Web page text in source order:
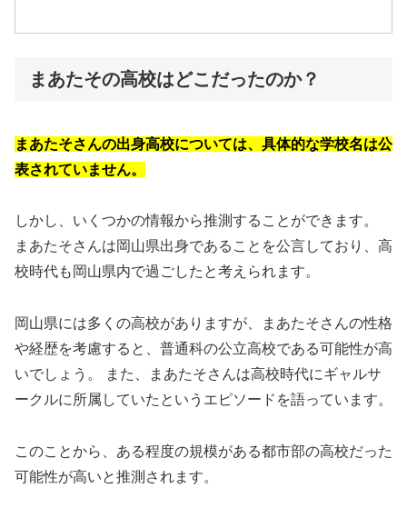
まあたその高校はどこだったのか？
まあたそさんの出身高校については、具体的な学校名は公
表されていません。
しかし、いくつかの情報から推測することができます。
まあたそさんは岡山県出身であることを公言しており、高
校時代も岡山県内で過ごしたと考えられます。
岡山県には多くの高校がありますが、まあたそさんの性格
や経歴を考慮すると、普通科の公立高校である可能性が高
いでしょう。 また、まあたそさんは高校時代にギャルサ
ークルに所属していたというエピソードを語っています。
このことから、ある程度の規模がある都市部の高校だった
可能性が高いと推測されます。